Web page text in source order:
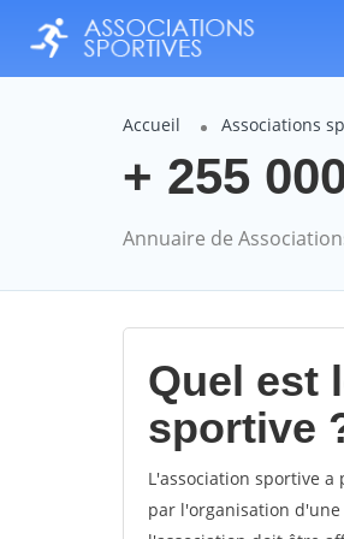
Accueil Associations
+ 255
Annuaire de
Quel est
sportive
L'association sportive
par l'organisation